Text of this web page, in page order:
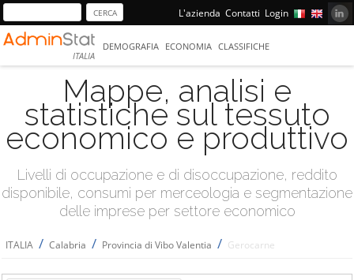
L'azienda Contatti Login
ITALIA
DEMOGRAFIA ECONOMIA CLASSIFICHE
Mappe, analisi e
statistiche sul tessuto
economico e produttivo
Livelli di occupazione e di disoccupazione, reddito
disponibile, consumi per merceologia e segmentazione
delle imprese per settore economico
ITALIA / Calabria / Provincia di Vibo Valentia / Gerocarne